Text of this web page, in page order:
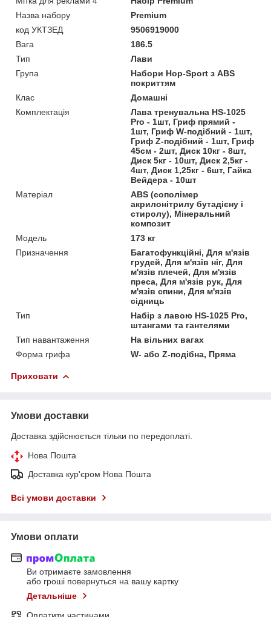
Назва набору
Premium
код УКТЗЕД
9506919000
Вага
186.5
Тип
Лави
Група
Набори Hop-Sport з ABS
покриттям
Клас
Домашні
Комплектація
Лава тренувальна HS-1025
Pro - 1шт, Гриф прямий -
1шт, Гриф W-подібний - 1шт,
Гриф Z-подібний - 1шт, Гриф
45см - 2шт, Диск 10кг - 8шт,
Диск 5кг - 10шт, Диск 2,5кг -
4шт, Диск 1,25кг - 6шт, Гайка
Вейдера - 10шт
Матеріал
ABS (сополімер
акрилонітрилу бутадієну і
стиролу), Мінеральний
композит
Мoдель
173 кг
Призначення
Багатофункційні, Для м'язів
грудей, Для м'язів ніг, Для
м'язів плечей, Для м'язів
преса, Для м'язів рук, Для
м'язів спини, Для м'язів
сідниць
Тип
Набір з лавою HS-1025 Pro,
штангами та гантелями
Тип навантаження
На вільних вагах
Форма грифа
W- або Z-подібна, Пряма
Приховати
Умови доставки
Доставка здійснюється тільки по передоплаті.
Нова Пошта
Доставка кур'єром Нова Пошта
Всі умови доставки
Умови оплати
Ви отримаєте замовлення
або гроші повернуться на вашу картку
Детальніше